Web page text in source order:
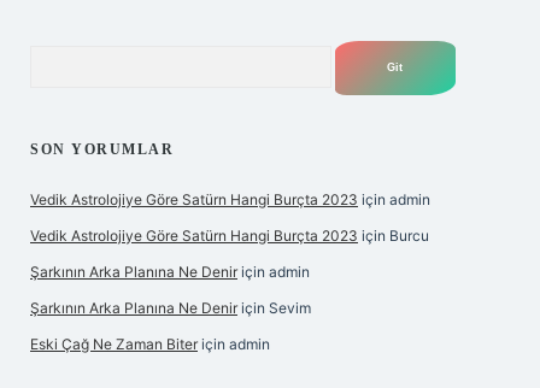
SON YORUMLAR
Vedik Astrolojiye Göre Satürn Hangi Burçta 2023 için admin
Vedik Astrolojiye Göre Satürn Hangi Burçta 2023 için Burcu
Şarkının Arka Planına Ne Denir için admin
Şarkının Arka Planına Ne Denir için Sevim
Eski Çağ Ne Zaman Biter için admin